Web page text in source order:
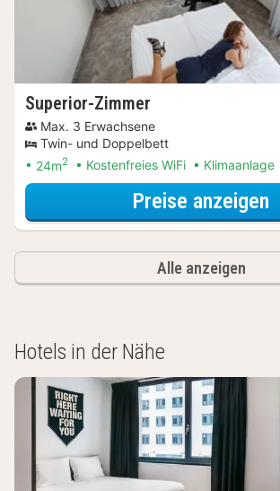
Superior-Zimmer
Max. 3 Erwachsene
Twin- und Doppelbett
24m2 Kostenfreies WiFi Klimaanlage
Preise anzeigen
Alle anzeigen
Hotels in der Nähe